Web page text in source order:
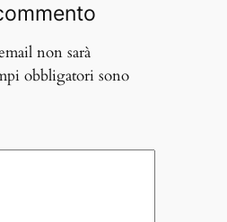
non sarà
obbligatori sono